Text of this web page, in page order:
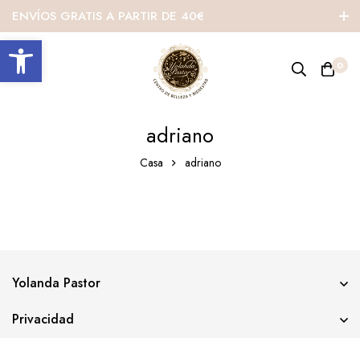
Abrir barra de herramientas
ENVÍOS GRATIS A PARTIR DE 40€
0
adriano
Casa adriano
Yolanda Pastor
Privacidad